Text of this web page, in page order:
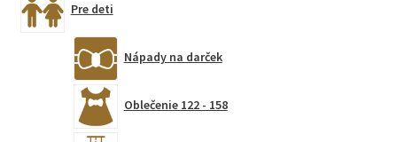
Pre deti
Nápady na darček
Oblečenie 122 - 158